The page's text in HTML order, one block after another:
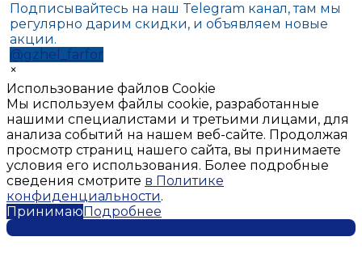
Подписывайтесь на наш Telegram канал, там мы
регулярно дарим скидки, и объявляем новые
акции.
@gzhel_farfor
×
Использование файлов Cookie
Мы используем файлы cookie, разработанные
нашими специалистами и третьими лицами, для
анализа событий на нашем веб-сайте. Продолжая
просмотр страниц нашего сайта, вы принимаете
условия его использования. Более подробные
сведения смотрите в Политике
конфиденциальности.
ПринимаюПодробнее